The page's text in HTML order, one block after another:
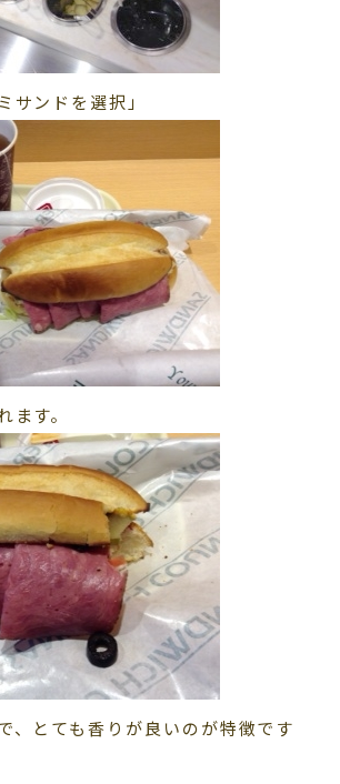
サンドを選択」
ます。
、とても香りが良いのが特徴です